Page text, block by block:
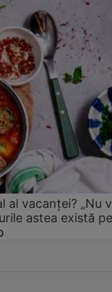
al vacanței? „Nu
astea există